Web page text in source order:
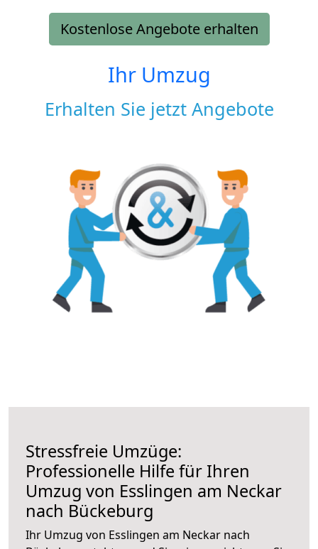
Kostenlose Angebote erhalten
Ihr Umzug
Erhalten Sie jetzt Angebote
Stressfreie Umzüge:
Professionelle Hilfe für Ihren
Umzug von Esslingen am Neckar
nach Bückeburg
Ihr Umzug von Esslingen am Neckar nach